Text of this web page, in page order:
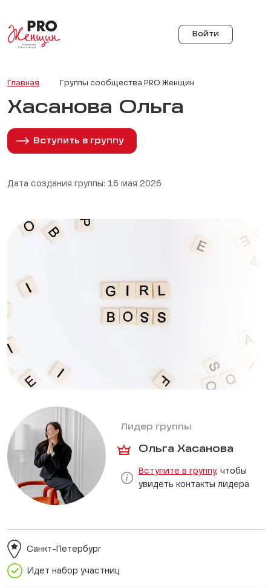
Войти
Главная Группы сообщества PRO Женщин
Хасанова Ольга
Вступить в группу
Дата создания группы: 16 мая 2026
Лидер группы
Ольга Хасанова
Вступите в группу, чтобы
увидеть контакты лидера
Идет набор участниц
Санкт-Петербург